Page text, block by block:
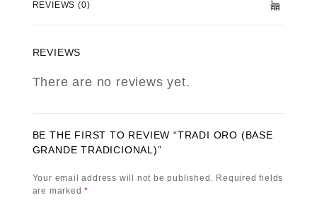
REVIEWS (0)
REVIEWS
There are no reviews yet.
BE THE FIRST TO REVIEW “TRADI ORO (BASE
GRANDE TRADICIONAL)”
Your email address will not be published. Required fields
are marked*